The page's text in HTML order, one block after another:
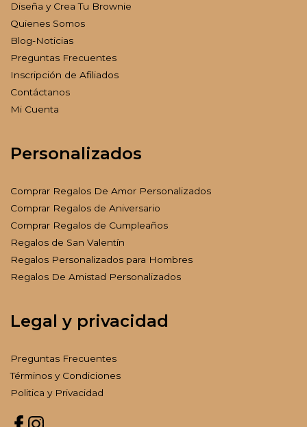
Diseña y Crea Tu Brownie
Quienes Somos
Blog-Noticias
Preguntas Frecuentes
Inscripción de Afiliados
Contáctanos
Mi Cuenta
Personalizados
Comprar Regalos De Amor Personalizados
Comprar Regalos de Aniversario
Comprar Regalos de Cumpleaños
Regalos de San Valentín
Regalos Personalizados para Hombres
Regalos De Amistad Personalizados
Legal y privacidad
Preguntas Frecuentes
Términos y Condiciones
Politica y Privacidad